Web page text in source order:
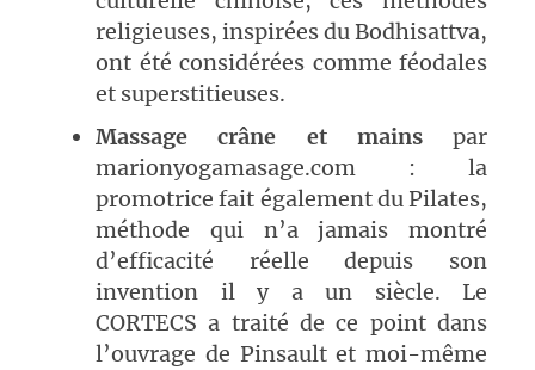
religieuses, inspirées du Bodhisattva,
ont été considérées comme féodales
et superstitieuses.
Massage crâne et mainspar
marionyogamasage.com : la
promotrice fait également du Pilates,
méthode qui n’a jamais montré
d’efficacité réelle depuis son
invention il y a un siècle. Le
CORTECS a traité de ce point dans
l’ouvrage de Pinsault et moi-même